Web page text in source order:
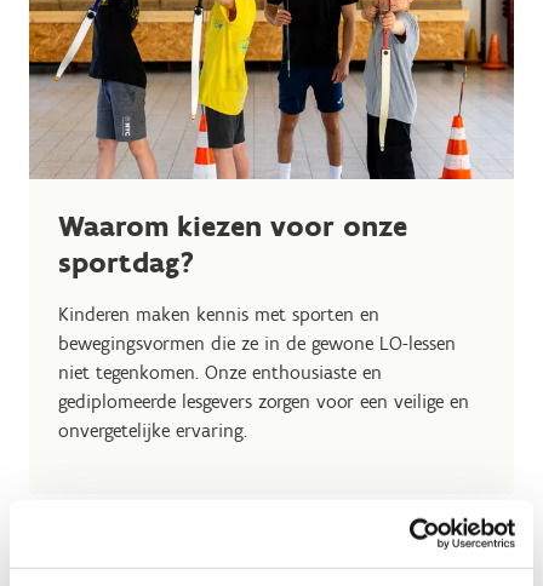
Waarom kiezen voor onze
sportdag?
Kinderen maken kennis met sporten en
bewegingsvormen die ze in de gewone LO-lessen
niet tegenkomen. Onze enthousiaste en
gediplomeerde lesgevers zorgen voor een veilige en
onvergetelijke ervaring.
Boek nu jouw